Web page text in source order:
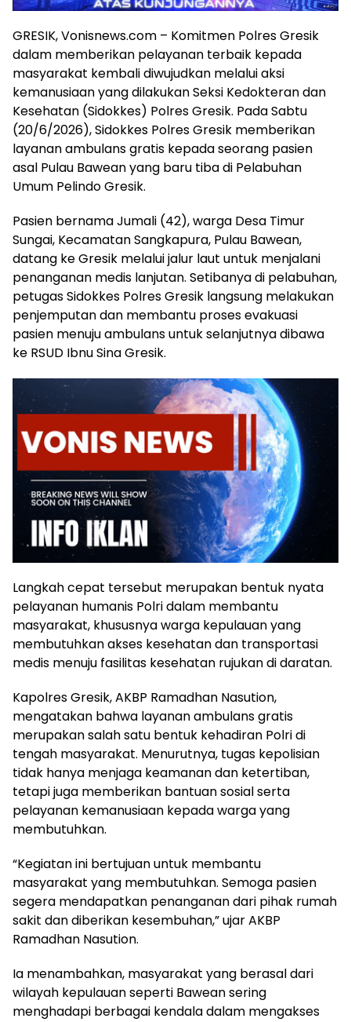
GRESIK, Vonisnews.com – Komitmen Polres Gresik
dalam memberikan pelayanan terbaik kepada
masyarakat kembali diwujudkan melalui aksi
kemanusiaan yang dilakukan Seksi Kedokteran dan
Kesehatan (Sidokkes) Polres Gresik. Pada Sabtu
(20/6/2026), Sidokkes Polres Gresik memberikan
layanan ambulans gratis kepada seorang pasien
asal Pulau Bawean yang baru tiba di Pelabuhan
Umum Pelindo Gresik.
Pasien bernama Jumali (42), warga Desa Timur
Sungai, Kecamatan Sangkapura, Pulau Bawean,
datang ke Gresik melalui jalur laut untuk menjalani
penanganan medis lanjutan. Setibanya di pelabuhan,
petugas Sidokkes Polres Gresik langsung melakukan
penjemputan dan membantu proses evakuasi
pasien menuju ambulans untuk selanjutnya dibawa
ke RSUD Ibnu Sina Gresik.
Langkah cepat tersebut merupakan bentuk nyata
pelayanan humanis Polri dalam membantu
masyarakat, khususnya warga kepulauan yang
membutuhkan akses kesehatan dan transportasi
medis menuju fasilitas kesehatan rujukan di daratan.
Kapolres Gresik, AKBP Ramadhan Nasution,
mengatakan bahwa layanan ambulans gratis
merupakan salah satu bentuk kehadiran Polri di
tengah masyarakat. Menurutnya, tugas kepolisian
tidak hanya menjaga keamanan dan ketertiban,
tetapi juga memberikan bantuan sosial serta
pelayanan kemanusiaan kepada warga yang
membutuhkan.
“Kegiatan ini bertujuan untuk membantu
masyarakat yang membutuhkan. Semoga pasien
segera mendapatkan penanganan dari pihak rumah
sakit dan diberikan kesembuhan,” ujar AKBP
Ramadhan Nasution.
Ia menambahkan, masyarakat yang berasal dari
wilayah kepulauan seperti Bawean sering
menghadapi berbagai kendala dalam mengakses